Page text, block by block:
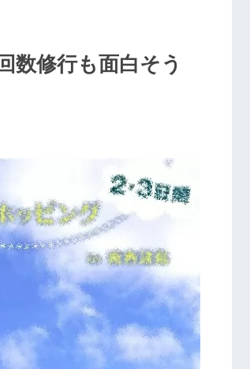
数修行も面白そう